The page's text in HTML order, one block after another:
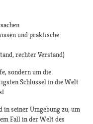
und praktische
rechter Verstand)
sondern um die
Schlüssel in die Welt
seiner Umgebung zu, um
Fall in der Welt des